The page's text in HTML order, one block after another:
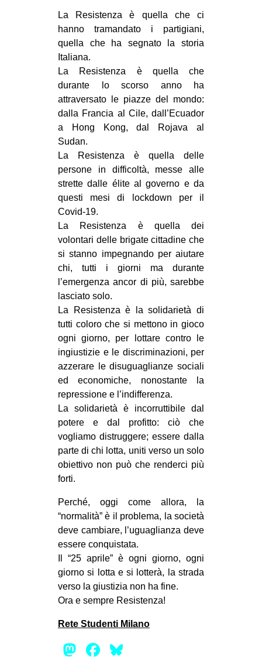
CULTURE
MUSICA
RECENSIONI
AFRICA
AMERICHE
ESTREMO ORIENTE
EUROPA
MEDIO ORIENTE
MONDO
EVENTI
in
Fb
tw
bsky
SEARCH
La Resistenza è quella che ci
hanno tramandato i partigiani,
quella che ha segnato la storia
Italiana.
La Resistenza è quella che
durante lo scorso anno ha
attraversato le piazze del mondo:
dalla Francia al Cile, dall’Ecuador
a Hong Kong, dal Rojava al
Sudan.
La Resistenza è quella delle
persone in difficoltà, messe alle
strette dalle élite al governo e da
questi mesi di lockdown per il
Covid-19.
La Resistenza è quella dei
volontari delle brigate cittadine che
si stanno impegnando per aiutare
chi, tutti i giorni ma durante
l’emergenza ancor di più, sarebbe
lasciato solo.
La Resistenza è la solidarietà di
tutti coloro che si mettono in gioco
ogni giorno, per lottare contro le
ingiustizie e le discriminazioni, per
azzerare le disuguaglianze sociali
ed economiche, nonostante la
repressione e l’indifferenza.
La solidarietà è incorruttibile dal
potere e dal profitto: ciò che
vogliamo distruggere; essere dalla
parte di chi lotta, uniti verso un solo
obiettivo non può che renderci più
forti.
Perché, oggi come allora, la
“normalità” è il problema, la società
deve cambiare, l’uguaglianza deve
essere conquistata.
Il “25 aprile” è ogni giorno, ogni
giorno si lotta e si lotterà, la strada
verso la giustizia non ha fine.
Ora e sempre Resistenza!
Rete Studenti Milano
Mastodon
Facebook